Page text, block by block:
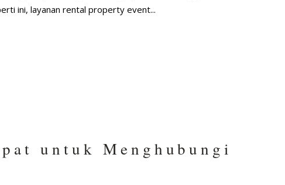
ini, layanan rental property event...
untuk Menghubungi